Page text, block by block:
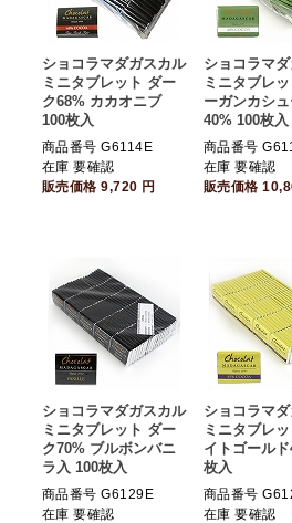
ショコラマダガスカル
ミニタブレット ダー
ク68% カカオニブ
100枚入
商品番号 G6114E
在庫 要確認
販売価格9,720 円
ショコラマ
ミニタブレ
ーガンカシ
40% 100枚入
商品番号
在庫 要確認
販売価格
ショコラマダガスカル
ミニタブレット ダー
ク70% ブルボンバニ
ラ入 100枚入
商品番号 G6129E
在庫 要確認
ショコラマ
ミニタブレ
イトゴール
枚入
商品番号
在庫 要確認